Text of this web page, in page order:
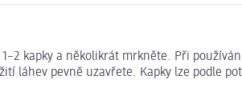
kapky a několikrát mrkněte. Při
láhev pevně uzavřete. Kapky lze podle